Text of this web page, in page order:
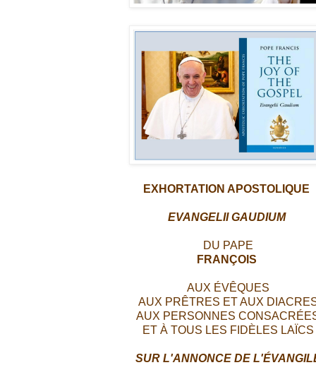
EXHORTATION APOSTOLIQUE
EVANGELII GAUDIUM
DU PAPE
FRANÇOIS
AUX ÉVÊQUES
AUX PRÊTRES ET AUX
AUX PERSONNES
ET À TOUS LES FIDÈLES LAÏCS
SUR L'ANNONCE DE